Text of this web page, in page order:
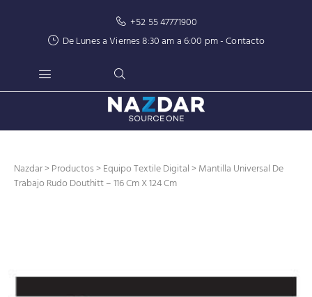
+52 55 47771900
De Lunes a Viernes 8:30 am a 6:00 pm -Contacto
Nazdar>Productos>Equipo Textile Digital> Mantilla Universal De
Trabajo Rudo Douthitt – 116 Cm X 124 Cm